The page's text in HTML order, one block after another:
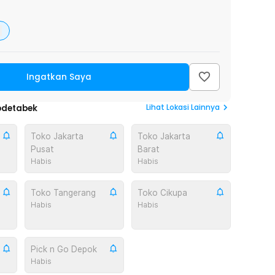
Ingatkan Saya
Lihat Lokasi Lainnya
Toko Jakarta
Pusat
Habis
Toko Jakarta
Barat
Habis
Toko Tangerang
Habis
Toko Cikupa
Habis
Pick n Go Depok
Habis